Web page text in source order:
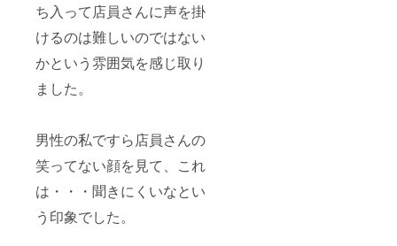
ち入って店員さんに声を掛
けるのは難しいのではない
かという雰囲気を感じ取り
ました。
男性の私ですら店員さんの
笑ってない顔を見て、これ
は・・・聞きにくいなとい
う印象でした。